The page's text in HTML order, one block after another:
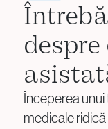
Începerea
medicale